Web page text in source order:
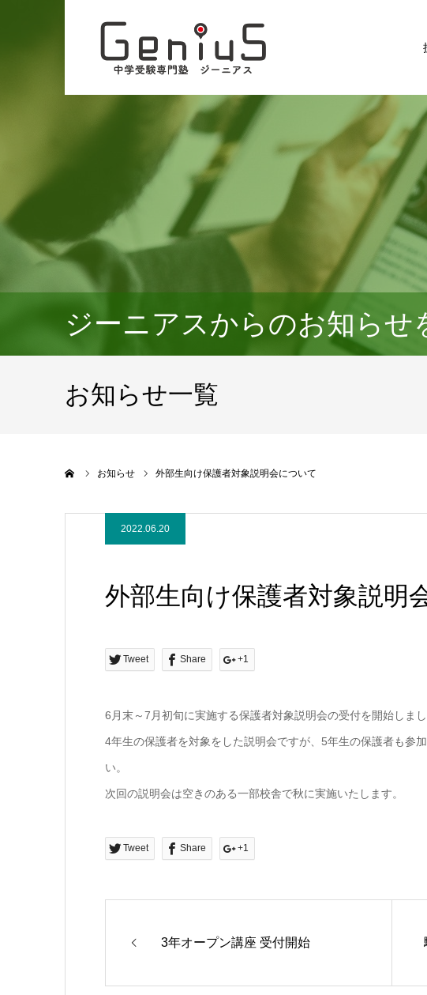
ジーニアスからのお知らせ
お知らせ一覧
お知らせ 外部生向け保護者対象説明会について
2022.06.20
外部生向け保護者対象説明
Tweet Share +1
6月末～7月初旬に実施する保護者対象説明会の受付を開始しま
4年生の保護者を対象をした説明会ですが、5年生の保護者も参
い。
次回の説明会は空きのある一部校舎で秋に実施いたします。
Tweet Share +1
3年オープン講座 受付開始